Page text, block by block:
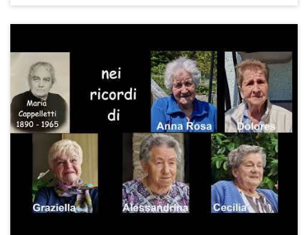
Fra gli altri ricordi, rammenta qualche
spezzone della canzone Lilì Marleene
modificata in tempo di guerra; li
riportiamo qui nella speranza che
possano richiamare alla memoria di
qualcun altro qualche altro pezzo e che
lo voglia condividere con l'archivio.
"Svegliatevi milanesi, vengon gli inglesi
a bombardare la gran città...
Come son strani quei confettoni che